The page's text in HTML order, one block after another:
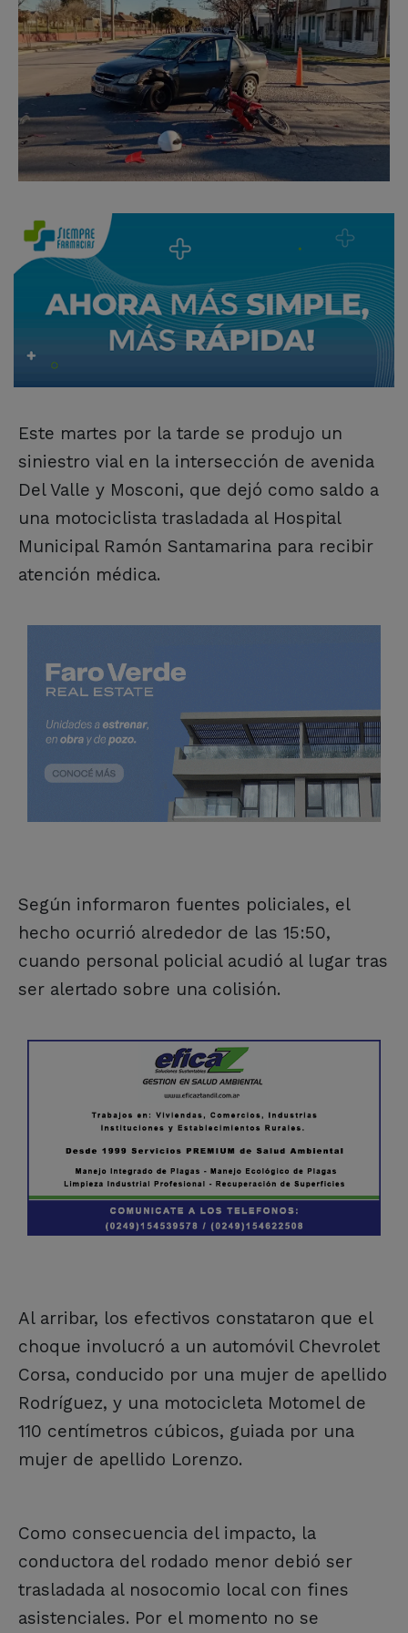
Este martes por la tarde se produjo un
siniestro vial en la intersección de avenida
Del Valle y Mosconi, que dejó como saldo a
una motociclista trasladada al Hospital
Municipal Ramón Santamarina para recibir
atención médica.
Según informaron fuentes policiales, el
hecho ocurrió alrededor de las 15:50,
cuando personal policial acudió al lugar tras
ser alertado sobre una colisión.
Al arribar, los efectivos constataron que el
choque involucró a un automóvil Chevrolet
Corsa, conducido por una mujer de apellido
Rodríguez, y una motocicleta Motomel de
110 centímetros cúbicos, guiada por una
mujer de apellido Lorenzo.
Como consecuencia del impacto, la
conductora del rodado menor debió ser
trasladada al nosocomio local con fines
asistenciales. Por el momento no se